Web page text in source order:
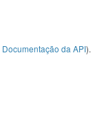
Documentação da API).